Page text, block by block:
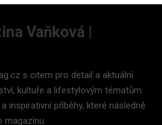
Vaňková |
s citem pro detail a aktuální
kultuře a lifestylovým tématům.
inspirativní příběhy, které následně
magazínu.